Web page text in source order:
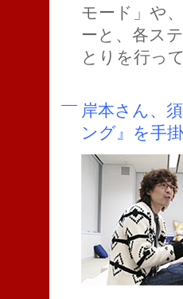
モード」や
ーと、各ス
とりを行っ
岸本さん、
ング』を手